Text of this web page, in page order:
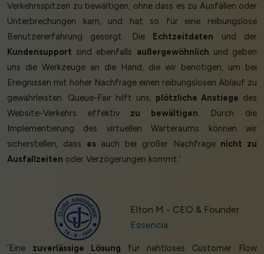
Verkehrsspitzen zu bewältigen, ohne dass es zu Ausfällen oder
Unterbrechungen kam, und hat so für eine reibungslose
Benutzererfahrung gesorgt. Die
Echtzeitdaten und der
Kundensupport sind ebenfalls außergewöhnlich und geben
uns die Werkzeuge an die Hand, die wir benötigen, um bei
Ereignissen mit hoher Nachfrage einen reibungslosen Ablauf zu
gewährleisten. Queue-Fair hilft uns, plötzliche Anstiege des
Website-Verkehrs effektiv zu bewältigen. Durch die
Implementierung des virtuellen Warteraums können wir
sicherstellen, dass esauch bei großer Nachfrage nicht zu
Ausfallzeiten oder Verzögerungen kommt.’
Elton M - CEO & Founder
Essencia
‘Eine zuverlässige Lösung für nahtloses Customer Flow